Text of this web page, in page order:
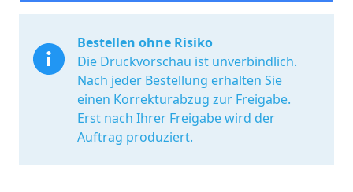
Bestellen ohne Risiko
Die Druckvorschau ist unverbindlich.
Nach jeder Bestellung erhalten Sie
einen Korrekturabzug zur Freigabe.
Erst nach Ihrer Freigabe wird der
Auftrag produziert.